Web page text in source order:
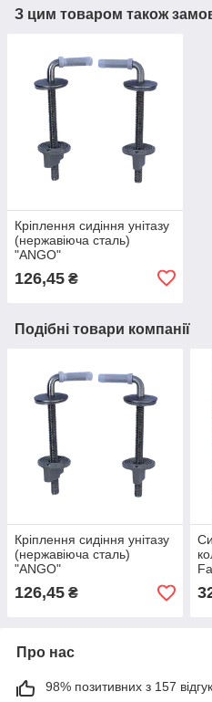
З цим товаром також
Кріплення сидіння унітазу
(нержавіюча сталь)
"ANGO"
126,45 ₴
Подібні товари компанії
Кріплення сидіння унітазу
(нержавіюча сталь)
"ANGO"
126,45 ₴
Про нас
98% позитивних з 157